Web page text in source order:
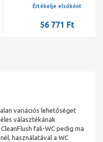
Rimfree, Fehér
Értékelje elsőként
56 771 Ft
variációs lehetőséget
választékának
fali-WC pedig ma
használatával a WC